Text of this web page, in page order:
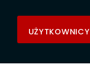
UŻYTKOWNICY